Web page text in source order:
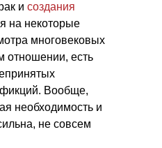
и создания
на некоторые
многовековых
отношении, есть
Вообще,
необходимость и
не совсем